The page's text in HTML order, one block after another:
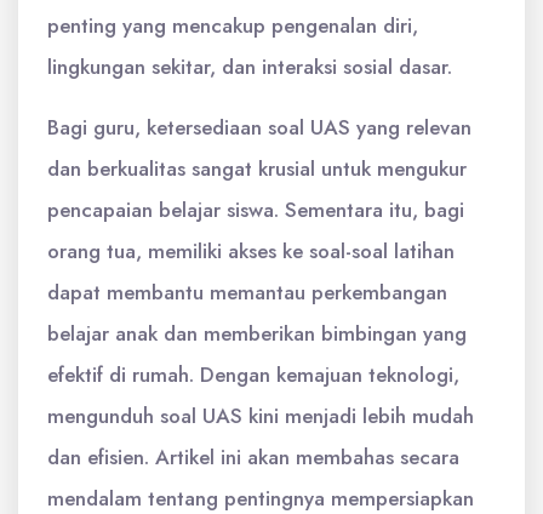
penting yang mencakup pengenalan diri,
lingkungan sekitar, dan interaksi sosial dasar.
Bagi guru, ketersediaan soal UAS yang relevan
dan berkualitas sangat krusial untuk mengukur
pencapaian belajar siswa. Sementara itu, bagi
orang tua, memiliki akses ke soal-soal latihan
dapat membantu memantau perkembangan
belajar anak dan memberikan bimbingan yang
efektif di rumah. Dengan kemajuan teknologi,
mengunduh soal UAS kini menjadi lebih mudah
dan efisien. Artikel ini akan membahas secara
mendalam tentang pentingnya mempersiapkan